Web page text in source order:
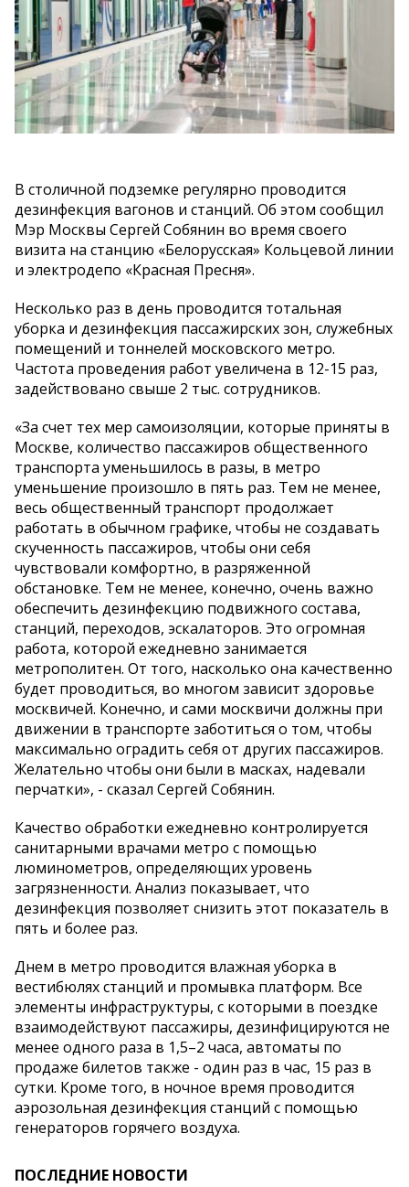
В столичной подземке регулярно проводится
дезинфекция вагонов и станций. Об этом сообщил
Мэр Москвы Сергей Собянин во время своего
визита на станцию «Белорусская» Кольцевой линии
и электродепо «Красная Пресня».
Несколько раз в день проводится тотальная
уборка и дезинфекция пассажирских зон, служебных
помещений и тоннелей московского метро.
Частота проведения работ увеличена в 12-15 раз,
задействовано свыше 2 тыс. сотрудников.
«За счет тех мер самоизоляции, которые приняты в
Москве, количество пассажиров общественного
транспорта уменьшилось в разы, в метро
уменьшение произошло в пять раз. Тем не менее,
весь общественный транспорт продолжает
работать в обычном графике, чтобы не создавать
скученность пассажиров, чтобы они себя
чувствовали комфортно, в разряженной
обстановке. Тем не менее, конечно, очень важно
обеспечить дезинфекцию подвижного состава,
станций, переходов, эскалаторов. Это огромная
работа, которой ежедневно занимается
метрополитен. От того, насколько она качественно
будет проводиться, во многом зависит здоровье
москвичей. Конечно, и сами москвичи должны при
движении в транспорте заботиться о том, чтобы
максимально оградить себя от других пассажиров.
Желательно чтобы они были в масках, надевали
перчатки», - сказал Сергей Собянин.
Качество обработки ежедневно контролируется
санитарными врачами метро с помощью
люминометров, определяющих уровень
загрязненности. Анализ показывает, что
дезинфекция позволяет снизить этот показатель в
пять и более раз.
Днем в метро проводится влажная уборка в
вестибюлях станций и промывка платформ. Все
элементы инфраструктуры, с которыми в поездке
взаимодействуют пассажиры, дезинфицируются не
менее одного раза в 1,5–2 часа, автоматы по
продаже билетов также - один раз в час, 15 раз в
сутки. Кроме того, в ночное время проводится
аэрозольная дезинфекция станций с помощью
генераторов горячего воздуха.
ПОСЛЕДНИЕ НОВОСТИ